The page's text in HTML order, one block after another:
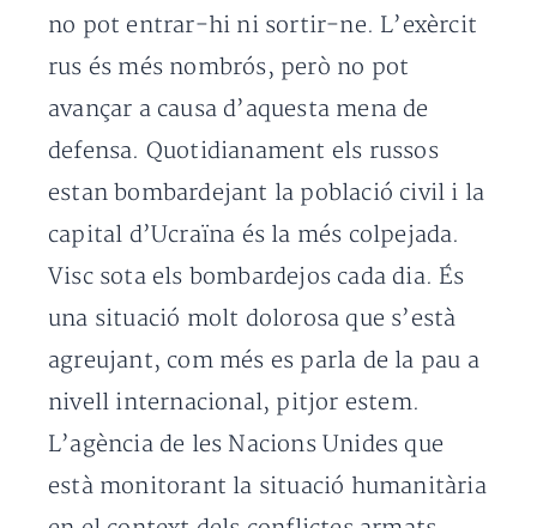
no pot entrar-hi ni sortir-ne. L’exèrcit
rus és més nombrós, però no pot
avançar a causa d’aquesta mena de
defensa. Quotidianament els russos
estan bombardejant la població civil i la
capital d’Ucraïna és la més colpejada.
Visc sota els bombardejos cada dia. És
una situació molt dolorosa que s’està
agreujant, com més es parla de la pau a
nivell internacional, pitjor estem.
L’agència de les Nacions Unides que
està monitorant la situació humanitària